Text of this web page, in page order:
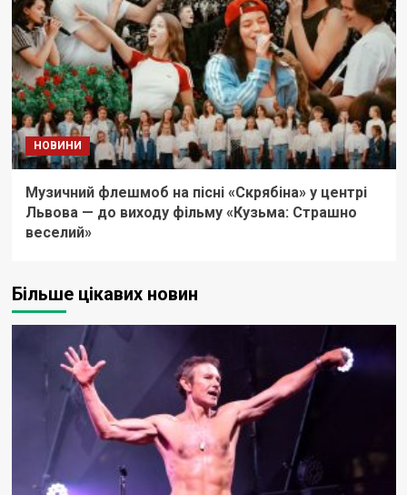
НОВИНИ
Музичний флешмоб на пісні «Скрябіна» у центрі
Львова — до виходу фільму «Кузьма: Страшно
веселий»
Більше цікавих новин